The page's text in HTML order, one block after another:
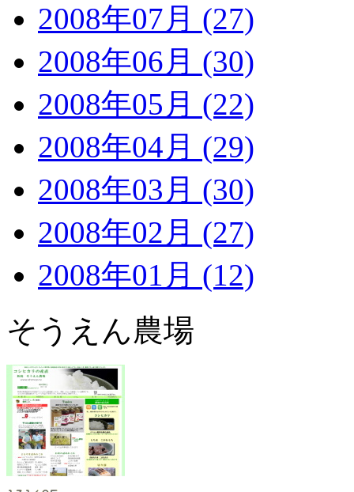
2008年07月 (27)
2008年06月 (30)
2008年05月 (22)
2008年04月 (29)
2008年03月 (30)
2008年02月 (27)
2008年01月 (12)
そうえん農場